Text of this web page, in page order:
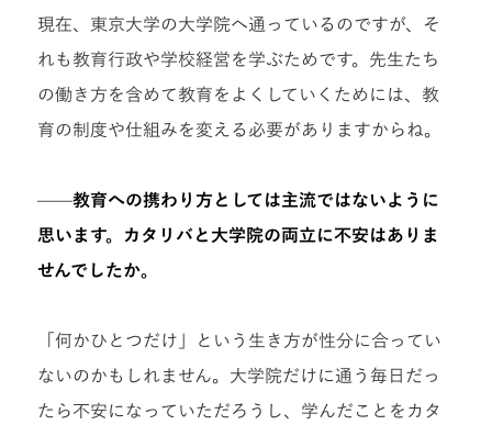
現在、東京大学の大学院へ通っているのですが、そ
れも教育行政や学校経営を学ぶためです。先生たち
の働き方を含めて教育をよくしていくためには、教
育の制度や仕組みを変える必要がありますからね。
——教育への携わり方としては主流ではないように
思います。カタリバと大学院の両立に不安はありま
せんでしたか。
「何かひとつだけ」という生き方が性分に合ってい
ないのかもしれません。大学院だけに通う毎日だっ
たら不安になっていただろうし、学んだことをカタ